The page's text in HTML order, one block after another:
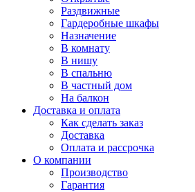
Раздвижные
Гардеробные шкафы
Назначение
В комнату
В нишу
В спальню
В частный дом
На балкон
Доставка и оплата
Как сделать заказ
Доставка
Оплата и рассрочка
О компании
Производство
Гарантия